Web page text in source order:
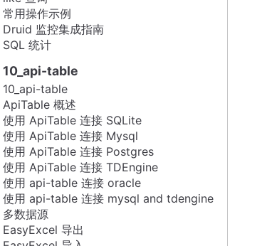
常用操作示例
Druid 监控集成指南
SQL 统计
10_api-table
10_api-table
ApiTable 概述
使用 ApiTable 连接 SQLite
使用 ApiTable 连接 Mysql
使用 ApiTable 连接 Postgres
使用 ApiTable 连接 TDEngine
使用 api-table 连接 oracle
使用 api-table 连接 mysql and tdengine
多数据源
EasyExcel 导出